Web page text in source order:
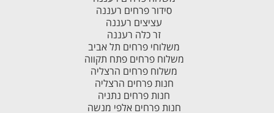
סידור פרחים רעננה
עציצים רעננה
זר כלה רעננה
משלוחי פרחים תל אביב
משלוח פרחים פתח תקווה
משלוח פרחים הרצליה
חנות פרחים הרצליה
חנות פרחים נתניה
חנות פרחים אלפי מנשה